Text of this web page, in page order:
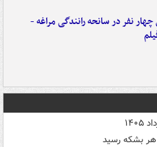
نفر در سانحه رانندگی مراغه -